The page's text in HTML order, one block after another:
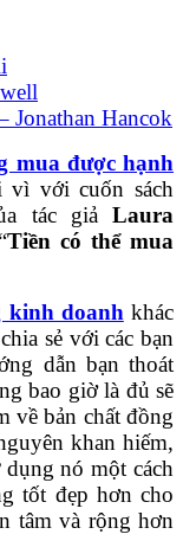
Jonathan Hancok
mua được hạnh
vì với cuốn sách
tác giảLaura
Tiền có thể mua
kinh doanh khác
sẻ với các bạn
dẫn bạn thoát
bao giờ là đủ sẽ
về bản chất đồng
khan hiếm,
nó một cách
tốt đẹp hơn cho
tâm và rộng hơn